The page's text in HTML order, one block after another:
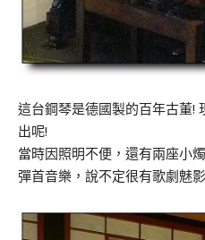
這台鋼琴是德國製的百年古董!
出呢!
當時因照明不便，還有兩座小
彈首音樂，說不定很有歌劇魅